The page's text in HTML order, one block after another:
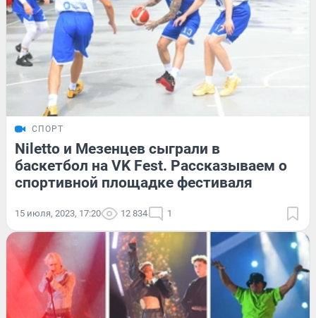
СПОРТ
Niletto и Мезенцев сыграли в
баскетбол на VK Fest. Рассказываем о
спортивной площадке фестиваля
15 июля, 2023, 17:20 12 834 1